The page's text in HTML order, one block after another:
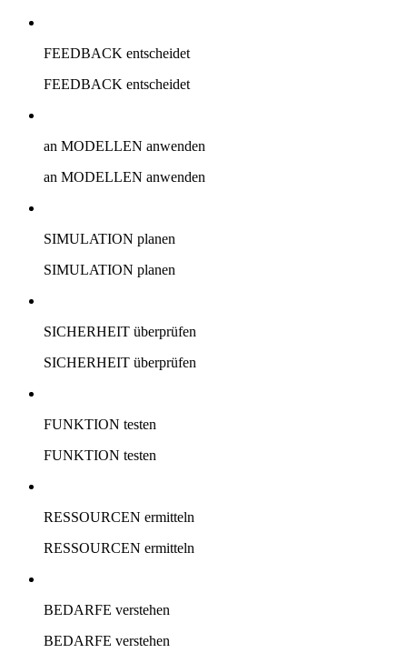
FEEDBACK entscheidet
FEEDBACK entscheidet
an MODELLEN anwenden
an MODELLEN anwenden
SIMULATION planen
SIMULATION planen
SICHERHEIT überprüfen
SICHERHEIT überprüfen
FUNKTION testen
FUNKTION testen
RESSOURCEN ermitteln
RESSOURCEN ermitteln
BEDARFE verstehen
BEDARFE verstehen